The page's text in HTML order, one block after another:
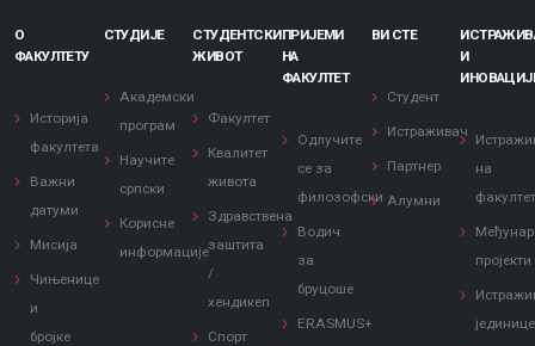
О
ФАКУЛТЕТУ
Историја
факултета
Важни
датуми
Мисија
Чињенице
и
бројке
СТУДИЈЕ
Академски
програм
Научите
српски
Корисне
информације
СТУДЕНТСКИ
ЖИВОТ
Факултет
Квалитет
живота
Здравствена
заштита
/
хендикеп
Спорт
ПРИЈЕМИ
НА
ФАКУЛТЕТ
Одлучите
се за
филозофски
Водич
за
бруцоше
ERASMUS+
ВИ СТЕ
Студент
Истраживач
Партнер
Алумни
И
на
пројекти
јединице